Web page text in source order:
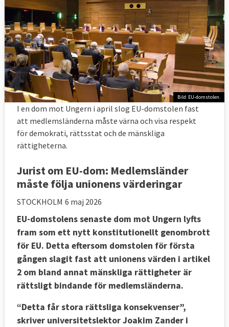
Bild: EU-domstolen.
I en dom mot Ungern i april slog EU-domstolen fast
att medlemsländerna måste värna och visa respekt
för demokrati, rättsstat och de mänskliga
rättigheterna.
Jurist om EU-dom: Medlemsländer
måste följa unionens värderingar
STOCKHOLM 6 maj 2026
EU-domstolens senaste dom mot Ungern lyfts
fram som ett nytt konstitutionellt genombrott
för EU. Detta eftersom domstolen för första
gången slagit fast att unionens värden i artikel
2 om bland annat mänskliga rättigheter är
rättsligt bindande för medlemsländerna.
“Detta får stora rättsliga konsekvenser”,
skriver universitetslektor Joakim Zander i